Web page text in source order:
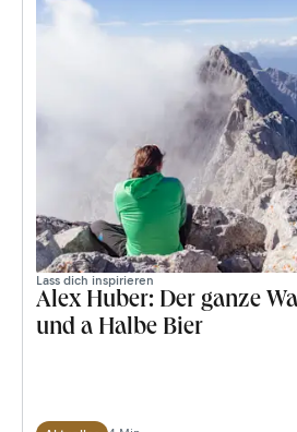
Lass dich inspirieren
Alex Huber: Der ganze
und a Halbe Bier